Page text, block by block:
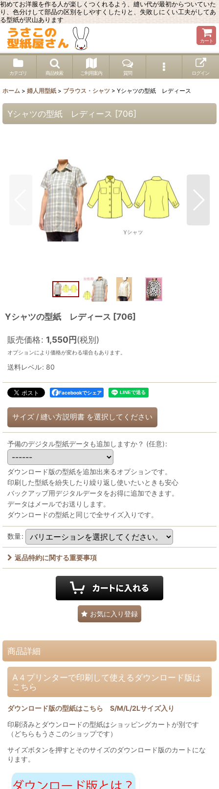
初めてお洋服を作る人が楽しくつくれるよう、縫い代が最初からついていた
り、色分けして部品の区別をしやすくしたりと、失敗しにくい工夫がしてあ
る型紙が沢山あります
カート
カテゴリ 商品検索 ご利用案内 質問 ログイン
ホーム > 婦人用型紙 > ブラウス・シャツ > Yシャツの型紙 レディース
Yシャツの型紙 レディース [706]
Yシャツの型紙 レディース [706]
販売価格: 1,550円(税別)
オプションにより価格が変わる場合もあります。
送料レベル: 80
Facebookでシェア
サイズ / 縫い方説明書 を選択してください
予備のデジタル型紙データも追加しますか？ (任意):
ダウンロード版の型紙を追加出来るオプションです。
印刷した型紙を紛失したり繰り返し使いたいときも安心
バックアップ用デジタルデータをお得に追加できます。
データはメールでお送りします。
ダウンロードの型紙と同じで全サイズ入りです。
数量:
返品特約に関する重要事項
お気に入り登録
商品詳細
A４プリンターで印刷して使えるダウンロード版は
こちら
ダウンロード版の型紙はこちら S/M/L/2Lサイズ入り
印刷済みとダウンロードの型紙はショッピングカートが別です
（どちらもうさこのショップです）
サイズボタンを押すとそのサイズのダウンロード版のカートにな
ります。